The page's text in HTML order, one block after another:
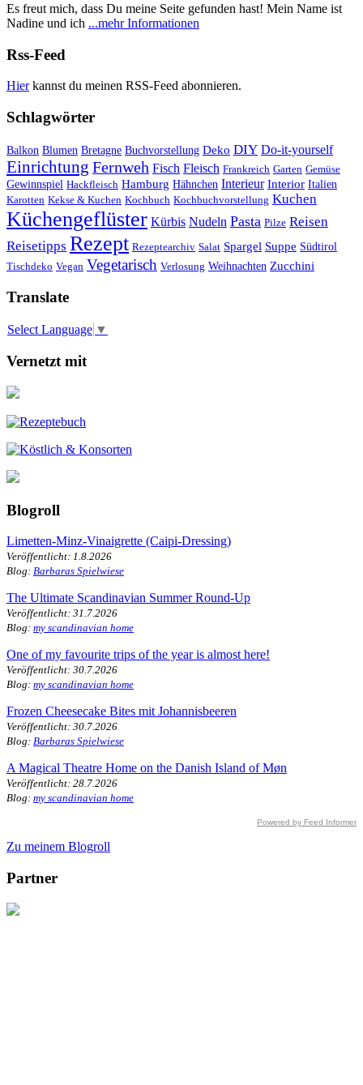
Es freut mich, dass Du meine Seite gefunden hast! Mein Name ist
Nadine und ich ...mehr Informationen
Rss-Feed
Hierkannst du meinen RSS-Feed abonnieren.
Schlagwörter
Balkon Blumen Bretagne Buchvorstellung Deko DIY Do-it-yourself
Einrichtung Fernweh Fisch Fleisch Frankreich Garten Gemüse
Gewinnspiel Hackfleisch Hamburg Hähnchen Interieur Interior Italien
Karotten Kekse & Kuchen Kochbuch Kochbuchvorstellung Kuchen
Küchengeflüster Kürbis Nudeln Pasta Pilze Reisen
Reisetipps Rezept Rezeptearchiv Salat Spargel Suppe Südtirol
Tischdeko Vegan Vegetarisch Verlosung Weihnachten Zucchini
Translate
Select Language ▼
Vernetzt mit
Blogroll
Limetten-Minz-Vinaigrette (Caipi-Dressing)
Veröffentlicht: 1.8.2026
Blog: Barbaras Spielwiese
The Ultimate Scandinavian Summer Round-Up
Veröffentlicht: 31.7.2026
Blog: my scandinavian home
One of my favourite trips of the year is almost here!
Veröffentlicht: 30.7.2026
Blog: my scandinavian home
Frozen Cheesecake Bites mit Johannisbeeren
Veröffentlicht: 30.7.2026
Blog: Barbaras Spielwiese
A Magical Theatre Home on the Danish Island of Møn
Veröffentlicht: 28.7.2026
Blog: my scandinavian home
Powered by Feed Informer
Zu meinem Blogroll
Partner